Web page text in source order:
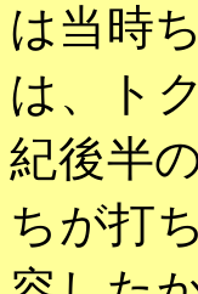
は当時
は、ト
紀後半
ちが打